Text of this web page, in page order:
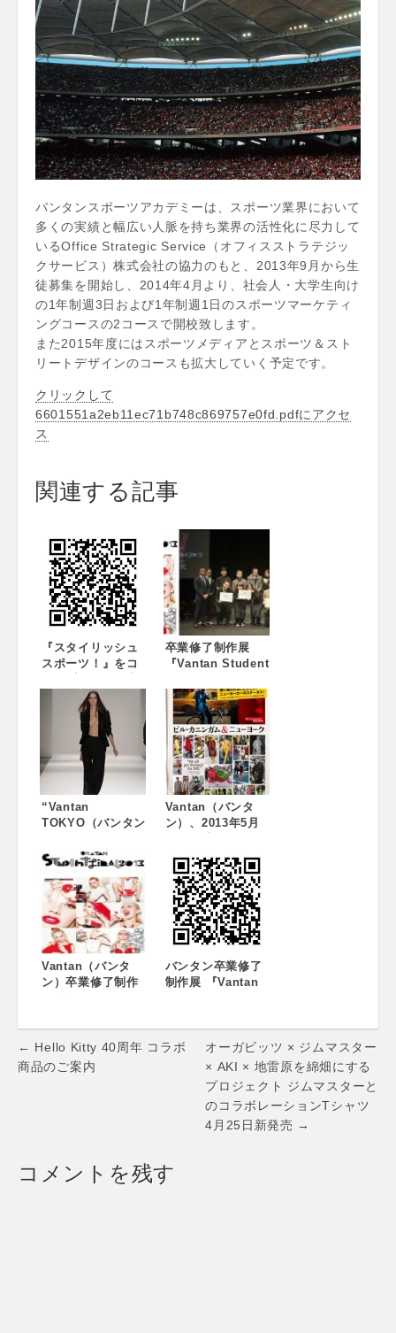
バンタンスポーツアカデミーは、スポーツ業界において
多くの実績と幅広い人脈を持ち業界の活性化に尽力して
いるOffice Strategic Service（オフィスストラテジッ
クサービス）株式会社の協力のもと、2013年9月から生
徒募集を開始し、2014年4月より、社会人・大学生向け
の1年制週3日および1年制週1日のスポーツマーケティ
ングコースの2コースで開校致します。
また2015年度にはスポーツメディアとスポーツ＆スト
リートデザインのコースも拡大していく予定です。
クリックして
6601551a2eb11ec71b748c869757e0fd.pdfにアクセ
ス
関連する記事
『スタイリッシュ
スポーツ！』をコ
門校を新たに設
立。 2014 年4 月
の開校に向け、生
徒募集を開始！！
卒業修了制作展
『Vantan Student
レポート ~3,600
名を超える来場、
感動のフィナー
レ！！
“Vantan
TOKYO（バンタン
催レポート ~優秀
学生による合同フ
ァッションショー
をNY メルセデス・
ベンツ ファッショ
ン・ウィークで開
催~
Vantan（バンタ
ン）、2013年5月
ショーの映画、
「ビル・カニンガ
ム＆ニューヨー
ク」を特別協賛！
Vantan（バンタ
ン）卒業修了制作
2013』 2月23日
（土）・24日
（日）、恵比寿ガ
バンタン卒業修了
制作展 『Vantan
（土）・24日
（日）、恵比寿ガ
ーデンプレイスに
Post
navigation
← Hello Kitty 40周年 コラボ
商品のご案内
オーガビッツ × ジムマスター
× AKI × 地雷原を綿畑にする
プロジェクト ジムマスターと
のコラボレーションTシャツ
4月25日新発売 →
コメントを残す